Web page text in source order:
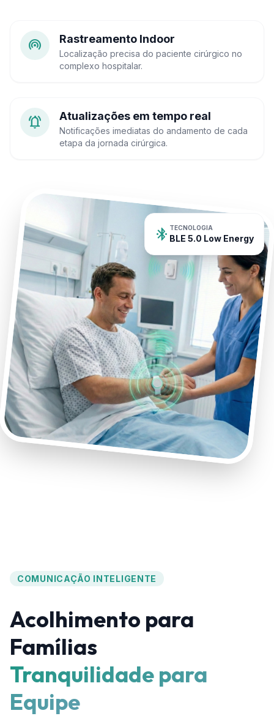
bluetooth_connected TECNOLOGIA
BLE 5.0 Low Energy
wifi_tethering Rastreamento Indoor
Localização precisa do paciente cirúrgico no
complexo hospitalar.
notifications_active Atualizações em tempo real
Notificações imediatas do andamento de cada
etapa da jornada cirúrgica.
COMUNICAÇÃO INTELIGENTE
Acolhimento para
Famílias
Tranquilidade para
Equipe